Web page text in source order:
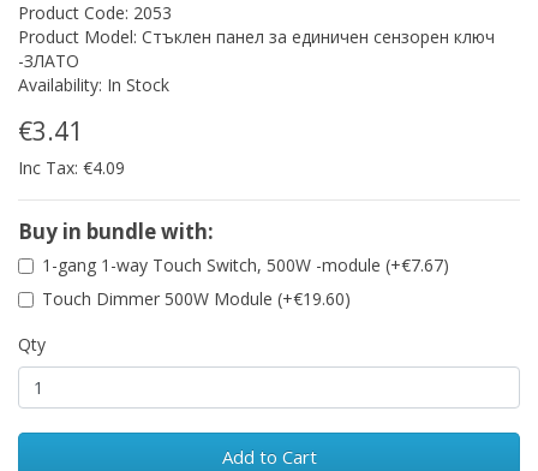
Product Code: 2053
Product Model: Стъклен панел за единичен сензорен ключ
-ЗЛАТО
Availability: In Stock
€3.41
Inc Tax: €4.09
Buy in bundle with:
1-gang 1-way Touch Switch, 500W -module (+€7.67)
Touch Dimmer 500W Module (+€19.60)
Qty
Add to Cart